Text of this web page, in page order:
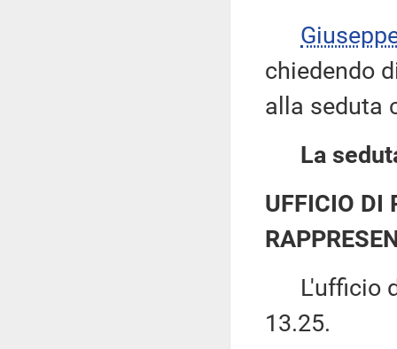
chiedendo
alla seduta
La
UFFICIO DI
L'ufficio di
13.25.